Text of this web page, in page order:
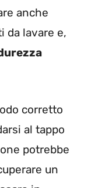
anche
da lavare e,
corretto
al tappo
potrebbe
un